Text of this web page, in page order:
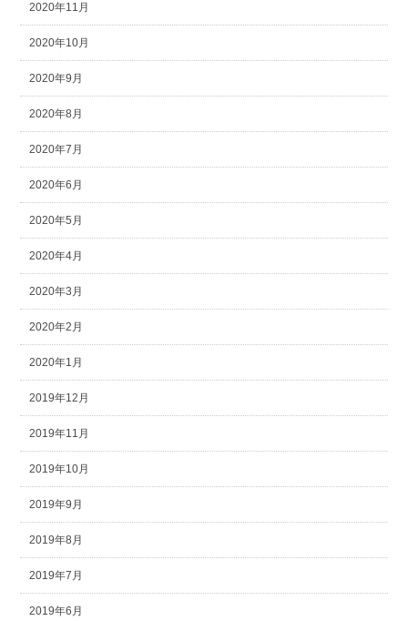
2020年11月
2020年10月
2020年9月
2020年8月
2020年7月
2020年6月
2020年5月
2020年4月
2020年3月
2020年2月
2020年1月
2019年12月
2019年11月
2019年10月
2019年9月
2019年8月
2019年7月
2019年6月